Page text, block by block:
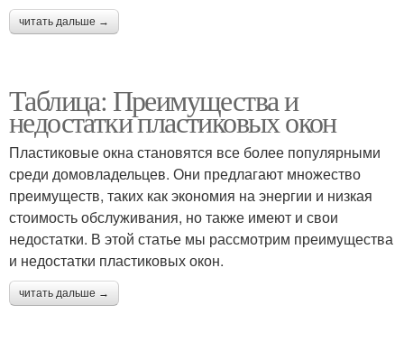
читать дальше →
Таблица: Преимущества и
недостатки пластиковых окон
Пластиковые окна становятся все более популярными
среди домовладельцев. Они предлагают множество
преимуществ, таких как экономия на энергии и низкая
стоимость обслуживания, но также имеют и свои
недостатки. В этой статье мы рассмотрим преимущества
и недостатки пластиковых окон.
читать дальше →